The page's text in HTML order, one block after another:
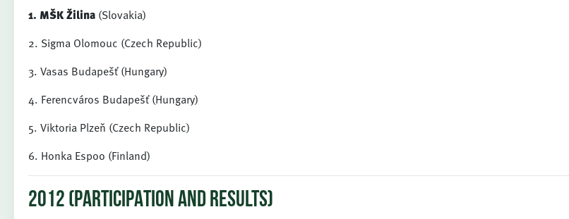
1. MŠK Žilina (Slovakia)
2. Sigma Olomouc (Czech Republic)
3. Vasas Budapešť (Hungary)
4. Ferencváros Budapešť (Hungary)
5. Viktoria Plzeň (Czech Republic)
6. Honka Espoo (Finland)
2012 (PARTICIPATION AND RESULTS)